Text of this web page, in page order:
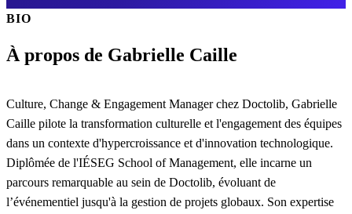
BIO
À propos de Gabrielle Caille
Culture, Change & Engagement Manager chez Doctolib, Gabrielle
Caille pilote la transformation culturelle et l'engagement des équipes
dans un contexte d'hypercroissance et d'innovation technologique.
Diplômée de l'IÉSEG School of Management, elle incarne un
parcours remarquable au sein de Doctolib, évoluant de
l’événementiel jusqu'à la gestion de projets globaux. Son expertise